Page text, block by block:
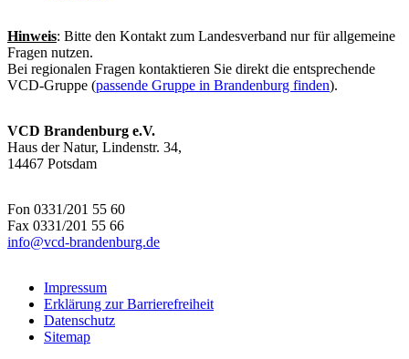
Hinweis: Bitte den Kontakt zum Landesverband nur für allgemeine
Fragen nutzen.
Bei regionalen Fragen kontaktieren Sie direkt die entsprechende
VCD-Gruppe (passende Gruppe in Brandenburg finden).
VCD Brandenburg e.V.
Haus der Natur, Lindenstr. 34,
14467 Potsdam
Fon 0331/201 55 60
Fax 0331/201 55 66
info@vcd-brandenburg.de
Impressum
Erklärung zur Barrierefreiheit
Datenschutz
Sitemap